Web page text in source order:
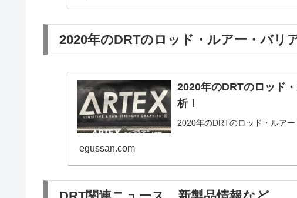
2020年のDRTのロッド・ルアー・バリ
2020年のDRTのロッド
析！
2020年のDRTのロッド・ルア
egussan.com